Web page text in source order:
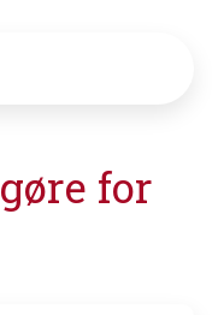
for